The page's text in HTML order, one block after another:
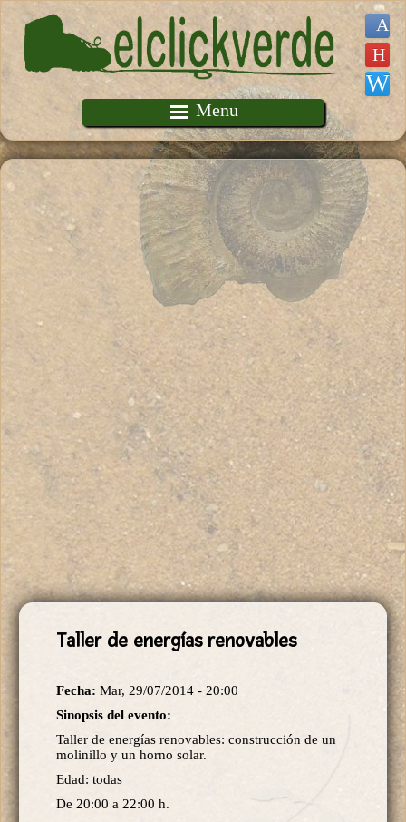
Pasar al contenido principal
Menu
Taller de energías renovables
Fecha: Mar, 29/07/2014 - 20:00
Sinopsis del evento:
Taller de energías renovables: construcción de un
molinillo y un horno solar.
Edad: todas
De 20:00 a 22:00 h.